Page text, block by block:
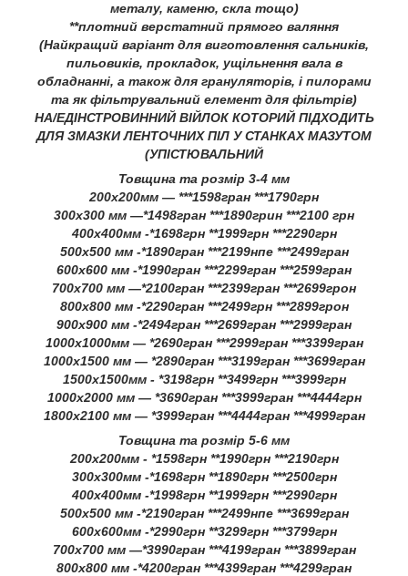
металу, каменю, скла тощо)
**плотний верстатний прямого валяння
(Найкращий варіант для виготовлення сальників,
пильовиків, прокладок, ущільнення вала в
обладнанні, а також для грануляторів, і пилорами
та як фільтрувальний елемент для фільтрів)
НА/ЕДІНСТРОВИННИЙ ВІЙЛОК КОТОРИЙ ПІДХОДИТЬ
ДЛЯ ЗМАЗКИ ЛЕНТОЧНИХ ПІЛ У СТАНКАХ МАЗУТОМ
(УПІСТЮВАЛЬНИЙ
Товщина та розмір 3-4 мм
200х200мм — ***1598гран ***1790грн
300х300 мм —*1498гран ***1890грин ***2100 грн
400х400мм -*1698грн **1999грн ***2290грн
500х500 мм -*1890гран ***2199нпе ***2499гран
600х600 мм -*1990гран ***2299гран ***2599гран
700х700 мм —*2100гран ***2399гран ***2699грон
800х800 мм -*2290гран ***2499грн ***2899грон
900х900 мм -*2494гран ***2699гран ***2999гран
1000х1000мм — *2690гран ***2999гран ***3399гран
1000х1500 мм — *2890гран ***3199гран ***3699гран
1500х1500мм - *3198грн **3499грн ***3999грн
1000х2000 мм — *3690гран ***3999гран ***4444грн
1800х2100 мм — *3999гран ***4444гран ***4999гран
Товщина та розмір 5-6 мм
200х200мм - *1598грн **1990грн ***2190грн
300х300мм -*1698грн **1890грн ***2500грн
400х400мм -*1998грн **1999грн ***2990грн
500х500 мм -*2190гран ***2499нпе ***3699гран
600х600мм -*2990грн **3299грн ***3799грн
700х700 мм —*3990гран ***4199гран ***3899гран
800х800 мм -*4200гран ***4399гран ***4299гран